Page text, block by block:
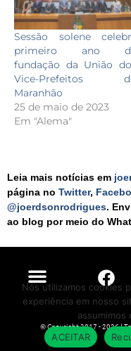
Sessão solene
primeiro ano
fundação da União
Vice-Prefeitos
Maranhão
25 de maio de 2023
Em "Alema"
Leia mais notícias em
página no Twitter,
@joerdsonrodrigues.
ao blog por meio do
© Copyright 2017 - 2026 |
Nós utilizamos cookies
experiência em nosso
assumimos
ACEITAR